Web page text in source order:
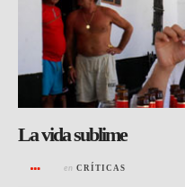
La vida sublime
en CRÍTICAS